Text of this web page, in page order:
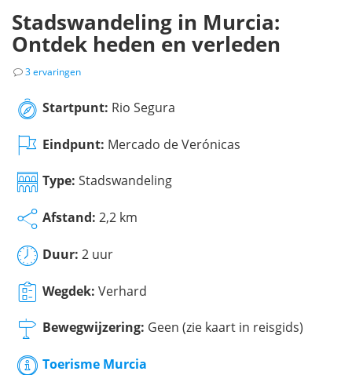
Stadswandeling in Murcia:
Ontdek heden en verleden
3 ervaringen
Startpunt: Rio Segura
Eindpunt: Mercado de Verónicas
Type: Stadswandeling
Afstand: 2,2 km
Duur: 2 uur
Wegdek: Verhard
Bewegwijzering: Geen (zie kaart in reisgids)
Toerisme Murcia